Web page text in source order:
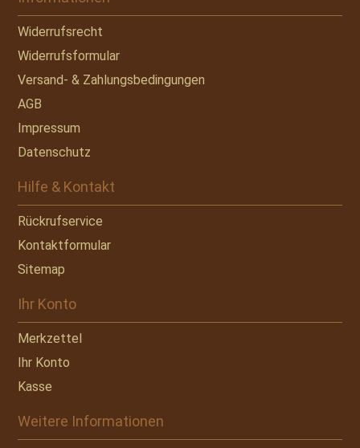
Widerrufsrecht
Widerrufsformular
Versand- & Zahlungsbedingungen
AGB
Impressum
Datenschutz
Hilfe & Kontakt
Rückrufservice
Kontaktformular
Sitemap
Ihr Konto
Merkzettel
Ihr Konto
Kasse
Weitere Informationen